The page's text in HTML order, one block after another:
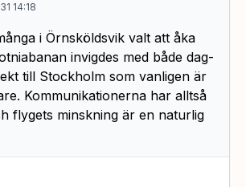
14:18
i Örnsköldsvik valt att åka
invigdes med både dag-
till Stockholm som vanligen är
Kommunikationerna har alltså
flygets minskning är en naturlig